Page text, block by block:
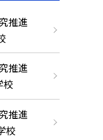
推進
推進
校
推進
校